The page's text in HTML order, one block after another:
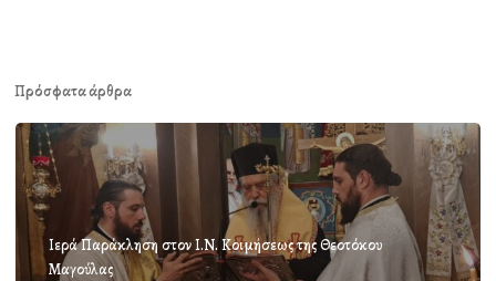
Πρόσφατα άρθρα
Ιερά Παράκληση στον Ι.Ν. Κοιμήσεως της Θεοτόκου
Μαγούλας